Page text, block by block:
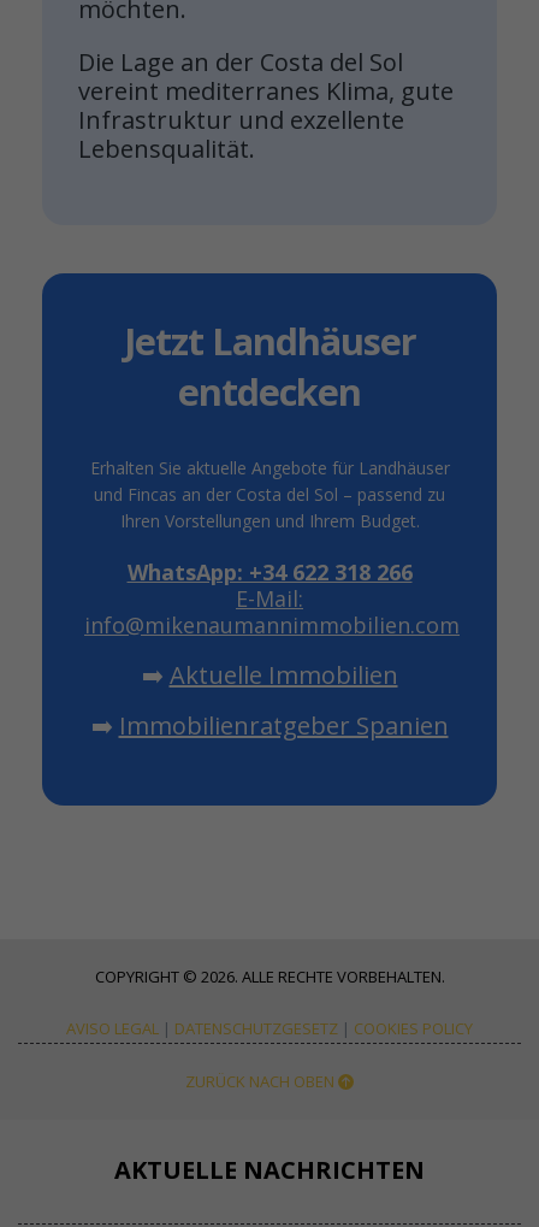
möchten.
Die Lage an der Costa del Sol
vereint mediterranes Klima, gute
Infrastruktur und exzellente
Lebensqualität.
Jetzt Landhäuser
entdecken
Erhalten Sie aktuelle Angebote für Landhäuser
und Fincas an der Costa del Sol – passend zu
Ihren Vorstellungen und Ihrem Budget.
WhatsApp: +34 622 318 266
E-Mail:
info@mikenaumannimmobilien.com
➡️ Aktuelle Immobilien
➡️ Immobilienratgeber Spanien
COPYRIGHT © 2026. ALLE RECHTE VORBEHALTEN.
AVISO LEGAL | DATENSCHUTZGESETZ | COOKIES POLICY
ZURÜCK NACH OBEN
AKTUELLE NACHRICHTEN